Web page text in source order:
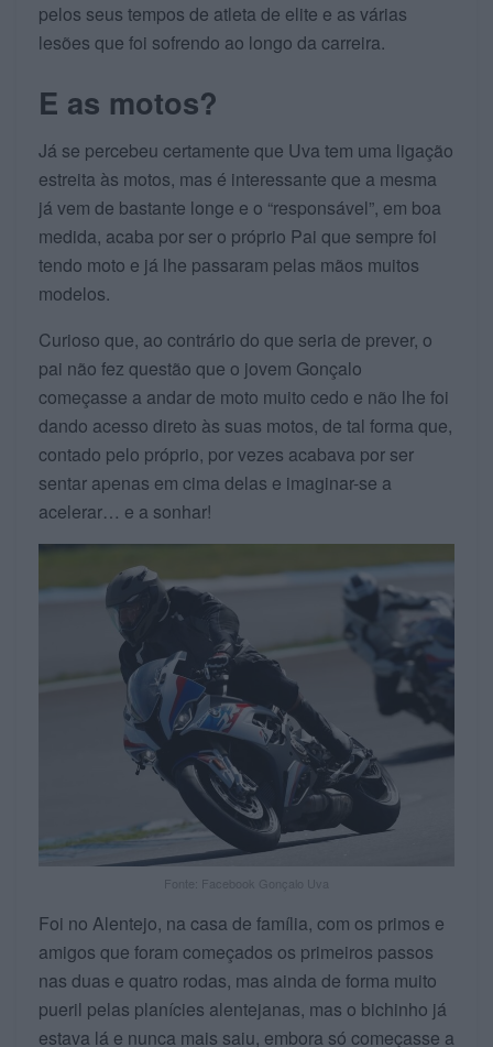
pelos seus tempos de atleta de elite e as várias
lesões que foi sofrendo ao longo da carreira.
E as motos?
Já se percebeu certamente que Uva tem uma ligação
estreita às motos, mas é interessante que a mesma
já vem de bastante longe e o “responsável”, em boa
medida, acaba por ser o próprio Pai que sempre foi
tendo moto e já lhe passaram pelas mãos muitos
modelos.
Curioso que, ao contrário do que seria de prever, o
pai não fez questão que o jovem Gonçalo
começasse a andar de moto muito cedo e não lhe foi
dando acesso direto às suas motos, de tal forma que,
contado pelo próprio, por vezes acabava por ser
sentar apenas em cima delas e imaginar-se a
acelerar… e a sonhar!
Fonte: Facebook Gonçalo Uva
Foi no Alentejo, na casa de família, com os primos e
amigos que foram começados os primeiros passos
nas duas e quatro rodas, mas ainda de forma muito
pueril pelas planícies alentejanas, mas o bichinho já
estava lá e nunca mais saiu, embora só começasse a